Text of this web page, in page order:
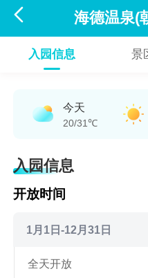
 海德温泉(
入园信息 景
今天
20/31℃
入园信息
开放时间
1月1日-12月31日
全天开放